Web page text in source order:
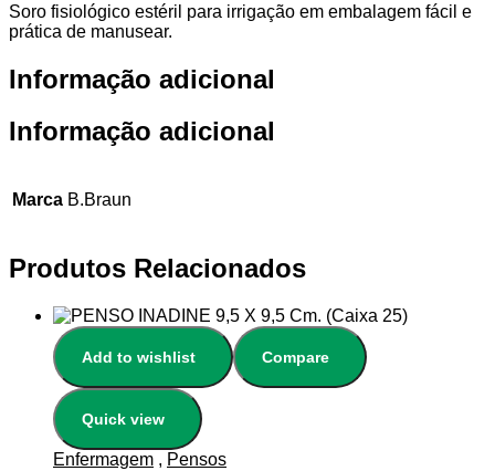
Soro fisiológico estéril para irrigação em embalagem fácil e
prática de manusear.
Informação adicional
Informação adicional
Marca B.Braun
Produtos Relacionados
Add to wishlist Compare
Quick view
Enfermagem , Pensos